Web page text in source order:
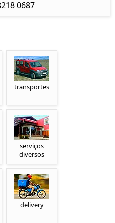
0687
transportes
serviços
diversos
delivery